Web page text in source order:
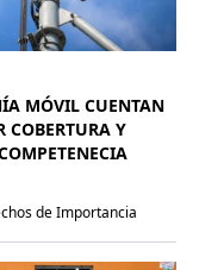
MÓVIL CUENTAN
COBERTURA Y
de Importancia